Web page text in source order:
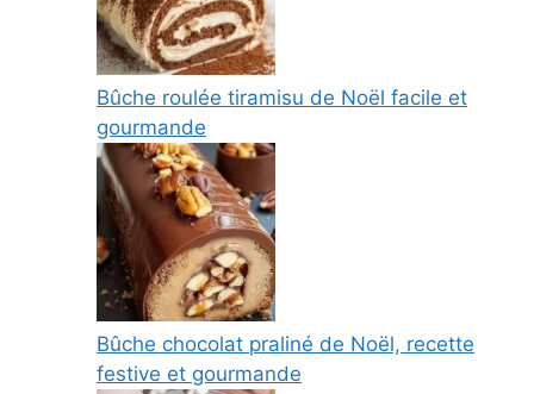
Bûche roulée tiramisu de Noël facile et
gourmande
Bûche chocolat praliné de Noël, recette
festive et gourmande